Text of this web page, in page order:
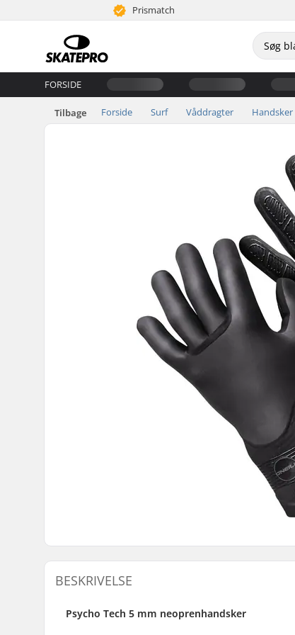
Prismatch
FORSIDE
Tilbage Forside Surf Våddragter Handsker
BESKRIVELSE
Psycho Tech 5 mm neoprenhandsker